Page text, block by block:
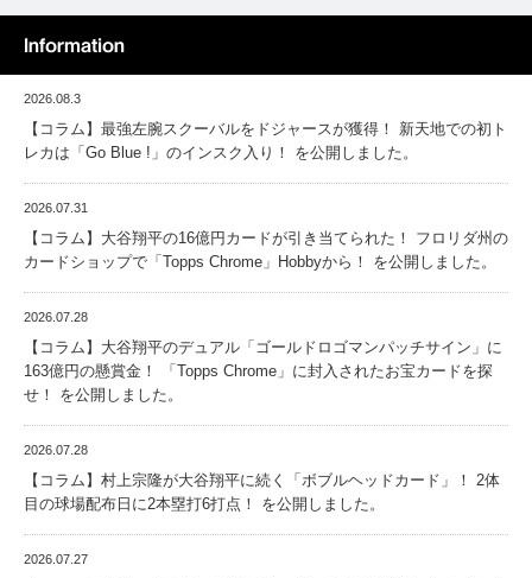
Information
2026.08.3
【コラム】最強左腕スクーバルをドジャースが獲得！ 新天地での初ト
レカは「Go Blue !」のインスク入り！ を公開しました。
2026.07.31
【コラム】大谷翔平の16億円カードが引き当てられた！ フロリダ州の
カードショップで「Topps Chrome」Hobbyから！ を公開しました。
2026.07.28
【コラム】大谷翔平のデュアル「ゴールドロゴマンパッチサイン」に
163億円の懸賞金！ 「Topps Chrome」に封入されたお宝カードを探
せ！ を公開しました。
2026.07.28
【コラム】村上宗隆が大谷翔平に続く「ボブルヘッドカード」！ 2体
目の球場配布日に2本塁打6打点！ を公開しました。
2026.07.27